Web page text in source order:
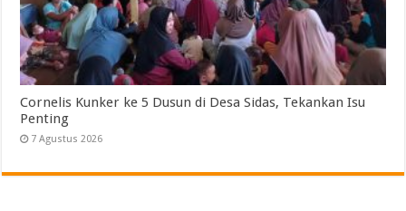
Cornelis Kunker ke 5 Dusun di Desa Sidas, Tekankan Isu
Penting
7 Agustus 2026